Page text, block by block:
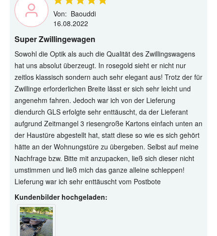
Von: Baouddi
16.08.2022
Super Zwillingewagen
Sowohl die Optik als auch die Qualität des Zwillingswagens
hat uns absolut überzeugt. In rosegold sieht er nicht nur
zeitlos klassisch sondern auch sehr elegant aus! Trotz der für
Zwillinge erforderlichen Breite lässt er sich sehr leicht und
angenehm fahren. Jedoch war ich von der Lieferung
diendurch GLS erfolgte sehr enttäuscht, da der Lieferant
aufgrund Zeitmangel 3 riesengroße Kartons einfach unten an
der Haustüre abgestellt hat, statt diese so wie es sich gehört
hätte an der Wohnungstüre zu übergeben. Selbst auf meine
Nachfrage bzw. Bitte mit anzupacken, ließ sich dieser nicht
umstimmen und ließ mich das ganze alleine schleppen!
Lieferung war ich sehr enttäuscht vom Postbote
Kundenbilder hochgeladen: